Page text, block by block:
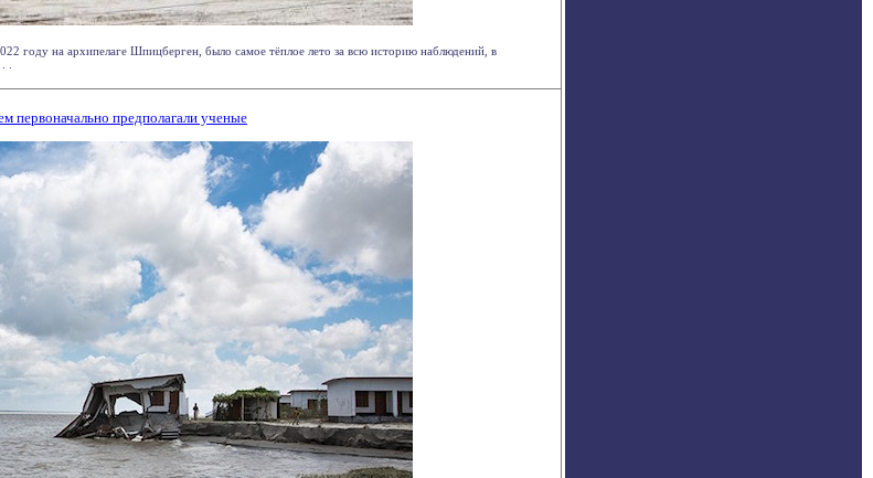
году на архипелаге Шпицберген, было самое тёплое лето за всю историю наблюдений, в
.
первоначально предполагали ученые